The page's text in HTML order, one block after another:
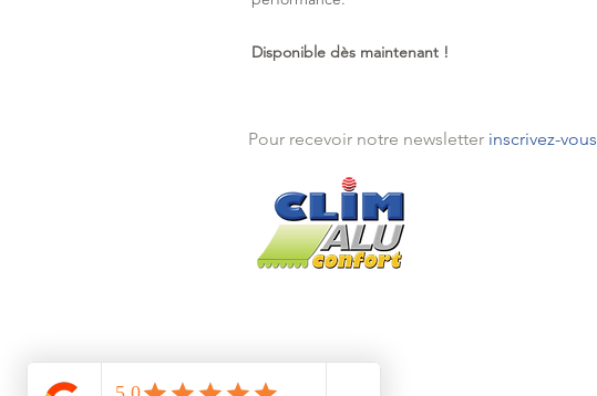
Disponible dès maintenant !
Pour recevoir notre newsletter inscrivez-vous
Installé depuis 2005 à Théoules sur Mer,